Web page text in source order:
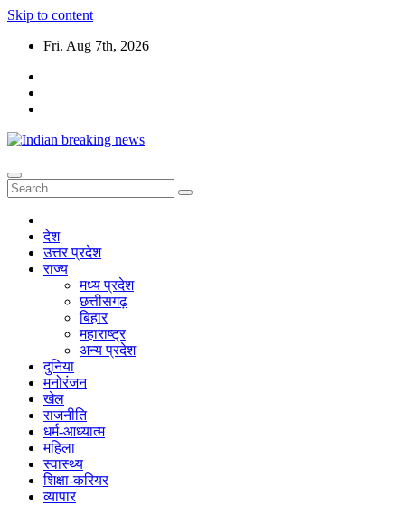
Skip to content
Fri. Aug 7th, 2026
देश
उत्तर प्रदेश
राज्य
मध्य प्रदेश
छत्तीसगढ़
बिहार
महाराष्ट्र
अन्य प्रदेश
दुनिया
मनोरंजन
खेल
राजनीति
धर्म-आध्यात्म
महिला
स्वास्थ्य
शिक्षा-करियर
व्यापार